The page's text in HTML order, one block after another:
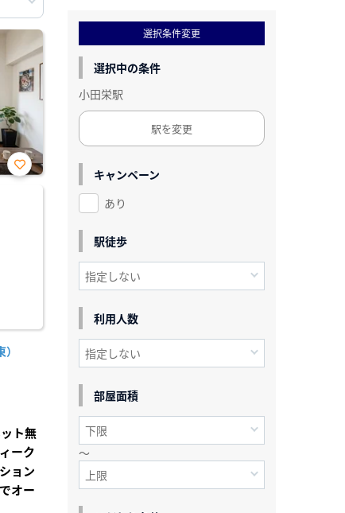
お気
ト無
ーク
ョン
オー
選択条件変更
選択中の条件
小田栄駅
駅を変更
キャンペーン
あり
駅徒歩
利用人数
部屋面積
～